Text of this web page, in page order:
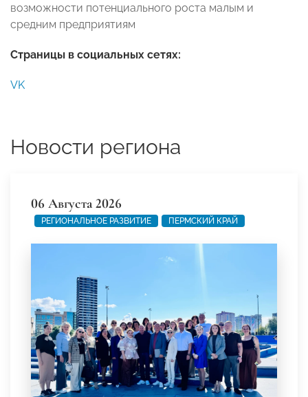
возможности потенциального роста малым и
средним предприятиям
Страницы в социальных сетях:
VK
Новости региона
06 Августа 2026
РЕГИОНАЛЬНОЕ РАЗВИТИЕ ПЕРМСКИЙ КРАЙ